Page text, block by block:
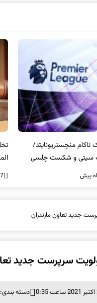
مالی در هیئت رشته‌ای
در مازندران
7 ماه پیش
جدید تعاون مازندران
سرپرست جدید
دسته بندی: